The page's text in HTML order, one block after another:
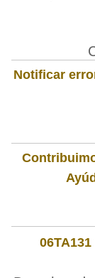
Notificar